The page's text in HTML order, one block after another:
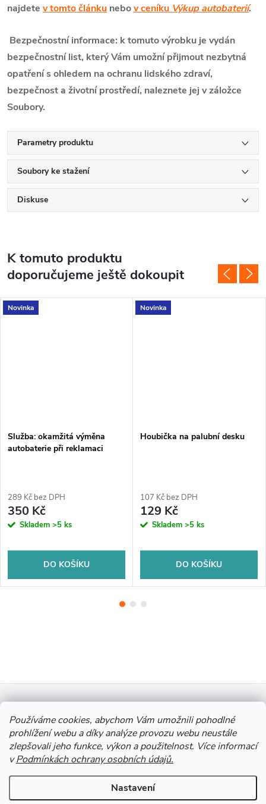
Používáme cookies, abychom Vám umožnili pohodlné
prohlížení webu a díky analýze provozu webu neustále
zlepšovali jeho funkce, výkon a použitelnost. Více informací
vPodmínkách ochrany osobních údajů.
Nastavení
najdete v tomto článku nebov ceníku Výkup autobaterií.
Bezpečnostní informace: k tomuto výrobku je vydán
bezpečnostní list, který Vám umožní přijmout nezbytná
opatření s ohledem na ochranu lidského zdraví,
bezpečnost a životní prostředí, naleznete jej v záložce
Soubory.
Parametry produktu
Soubory ke stažení
Diskuse
K tomuto produktu
doporučujeme ještě dokoupit
Novinka
Služba: okamžitá výměna
autobaterie při reklamaci
289 Kč bez DPH
350 Kč
Skladem >5 ks
DO KOŠÍKU
Novinka
Houbička na palubní desku
107 Kč bez DPH
129 Kč
Skladem >5 ks
DO KOŠÍKU
Z
á
p
a
Výkup Jinočany - výkup barevných kovů a autobaterií